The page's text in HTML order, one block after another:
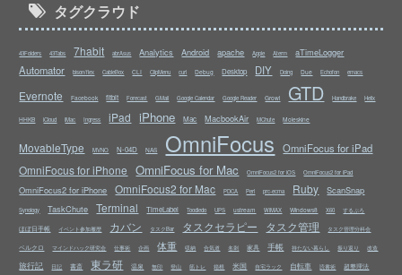
タグクラウド
43Folders 43Tabs 7habit abrAsus Analytics Android apache Apple Aterm aTimeLogger
Automator bison/flex CableBox CLI ClipMenu curl Debug Desktop DIY Doing Due Echofon emacs
Evernote Facebook fitbit Forecast GMail Google Calendar Google Reader Growl GTD Handbrake Helix
HHKB iCloud iMac Ingress iPad iPhone Mac MacbookAir MChute Moleskine
MovableType MVNO N-04D NAS OmniFocus OmniFocus for iPad
OmniFocus for iPhone OmniFocus for Mac OmniFocus2 for iOS OmniFocus2 for iPad
OmniFocus2 for iPhone OmniFocus2 for Mac PDCA Perl prc-ecma Ruby ScanSnap
Synology TaskChute Terminal TimeLabel Toodledo UPS ustream WiMAX Windows8 X60 するぷろ
ほぼ日手帳 イベント参加履歴 カバン タスクBar タスクセラピー タスク管理 タスク管理分科会
ベルクロ マインドハック研究会 仕事術 企画 体重 収納 合気道 名刺 家具 手帳 持たない暮らし 振り返り 改造
旅行記 日記 書斎 東ラ研 温泉 無印 登山 筋トレ 箱根 米国 自宅ラック 自転車 読書術 超整理法